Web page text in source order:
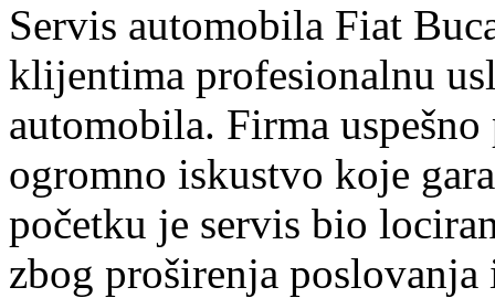
Servis automobila Fiat
klijentima profesionalnu
automobila. Firma
ogromno iskustvo koje
početku je servis bio
zbog proširenja poslovanja